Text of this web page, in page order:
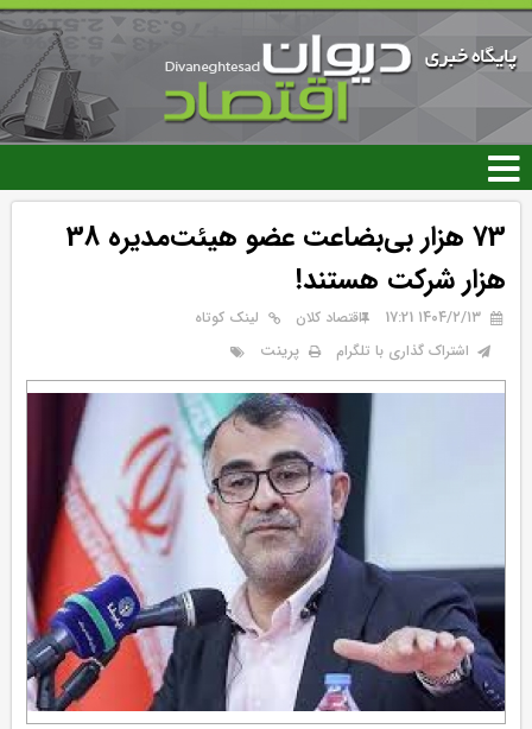
رفتن
محتوای
اصلی
73 هزار بی‌بضاعت عضو هیئت‌مدیره 38
هزار شرکت هستند!
۱۴۰۴/۲/۱۳ 17:21 اقتصاد کلان
لینک کوتاه
اشتراک گذاری با تلگرام
پرینت